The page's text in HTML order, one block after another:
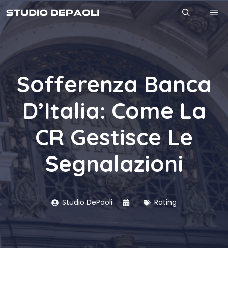
Vai
al
contenuto
Sofferenza Banca
D’Italia: Come La
CR Gestisce Le
Segnalazioni
Studio DePaoli Rating